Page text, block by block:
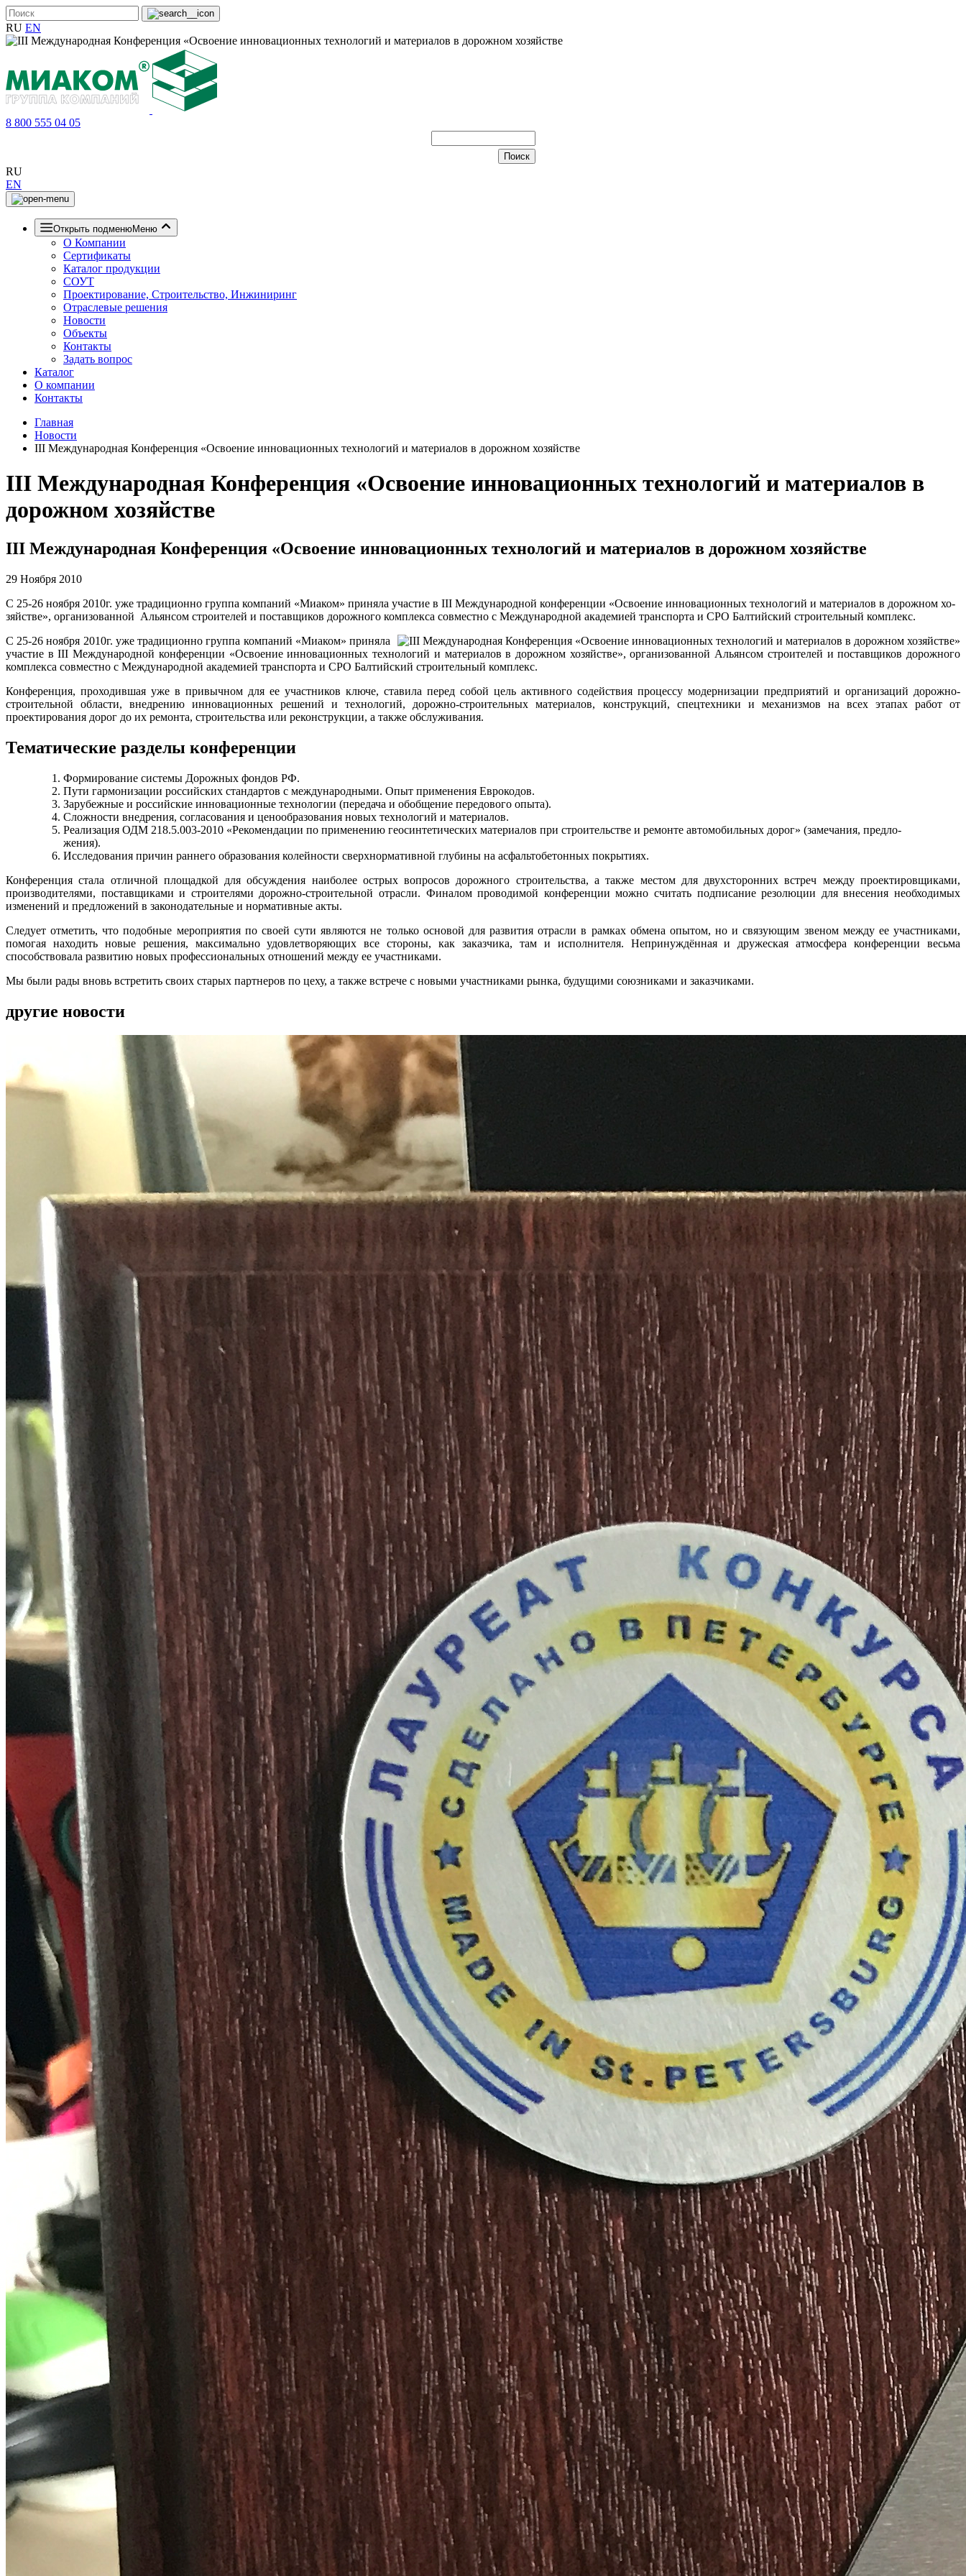
RU EN
8 800 555 04 05
RU
EN
Открыть подменюМеню
О Компании
Сертификаты
Каталог продукции
СОУТ
Проектирование, Строительство, Инжиниринг
Отраслевые решения
Новости
Объекты
Контакты
Задать вопрос
Каталог
О компании
Контакты
Главная
Новости
III Международная Конференция «Освоение инновационных технологий и материалов в дорож­ном хозяйстве
III Международная Конференция «Освоение инновационных технологий и материалов в
дорож­ном хозяйстве
III Международная Конференция «Освоение инновационных технологий и материалов в дорож­ном хозяйстве
29 Ноября 2010
С 25-26 ноября 2010г. уже традиционно группа компаний «Миаком» приняла участие в III Меж­ду­народ­ной кон­фе­рен­ции «Ос­во­ение ин­но­ваци­он­ных тех­но­логий и ма­тери­алов в дорож­ном хо­
зяй­стве», организованной Альянсом строителей и поставщиков дорожного комплекса сов­мест­но с Меж­ду­народ­ной ака­деми­ей транс­пор­та и СРО Бал­тий­ский стро­итель­ный комп­лекс.
С 25-26 ноября 2010г. уже традиционно группа компаний «Миаком» приняла
участие в III Меж­ду­народ­ной кон­фе­рен­ции «Ос­во­ение ин­но­ваци­он­ных тех­но­логий и ма­тери­алов в дорож­ном хо­зяй­стве», организованной Альянсом строителей и поставщиков дорожного
комплекса сов­мест­но с Меж­ду­народ­ной ака­деми­ей транс­пор­та и СРО Бал­тий­ский стро­итель­ный комп­лекс.
Конференция, проходившая уже в привычном для ее участников ключе, ставила перед собой цель активного со­дей­ствия процессу мо­дер­ни­зации предп­ри­ятий и организаций до­рож­но­-
строительной области, внед­ре­нию инновационных решений и технологий, дорожно-строительных ма­тери­алов, конс­трук­ций, спецтехники и ме­ханиз­мов на всех этапах работ от
проектирования дорог до их ремонта, строительства или реконструкции, а также обслуживания.
Тематические разделы конференции
Фор­ми­рова­ние сис­те­мы До­рож­ных фон­дов РФ.
Пу­ти гар­мо­низа­ции рос­сий­ских стан­дартов с меж­ду­народ­ны­ми. Опыт при­мене­ния Ев­ро­кодов.
За­рубеж­ные и рос­сий­ские ин­но­ваци­он­ные тех­но­логии (пе­реда­ча и обоб­ще­ние пе­редо­вого опы­та).
Слож­ности внед­ре­ния, сог­ла­сова­ния и це­но­об­ра­зова­ния но­вых тех­но­логий и ма­тери­алов.
Ре­али­зация ОДМ 218.5.003-2010 «Ре­комен­да­ции по при­мене­нию ге­осин­те­тичес­ких ма­тери­алов при стро­итель­стве и ре­мон­те ав­то­мобиль­ных до­рог» (за­меча­ния, пред­ло­
жения).
Исс­ле­дова­ния при­чин ран­не­го об­ра­зова­ния ко­лей­нос­ти сверх­нор­ма­тив­ной глу­бины на ас­фаль­то­бетон­ных пок­ры­ти­ях.
Конференция стала отличной площадкой для обсуждения наиболее острых вопросов дорожного строительства, а также местом для двухсторонних встреч между проектировщиками,
производителями, поставщиками и строителями дорожно-строительной отрасли. Финалом проводимой конференции можно считать подписание резолюции для внесения необходимых
изменений и предложений в законодательные и нормативные акты.
Следует отметить, что подобные мероприятия по своей сути являются не только основой для развития отрасли в рамках обмена опытом, но и связующим звеном между ее участниками,
помогая находить новые решения, максимально удовлетворяющих все стороны, как заказчика, там и исполнителя. Непринуждённая и дружеская атмосфера конференции весьма
способствовала развитию новых профессиональных отношений между ее участниками.
Мы были рады вновь встретить своих старых партнеров по цеху, а также встрече с новыми участниками рынка, будущими союзниками и заказчиками.
другие новости